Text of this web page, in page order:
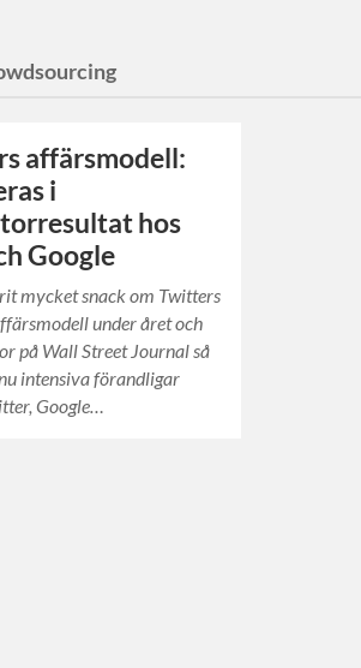
affärsmodell:
i
hos
Google
mycket snack om Twitters
under året och
på Wall Street Journal så
intensiva förandligar
Google…